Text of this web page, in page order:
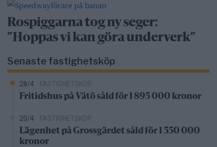
Rospiggarna tog ny seger:
”Hoppas vi kan göra underverk”
Senaste fastighetsköp
28/4 FASTIGHETSKÖP
Fritidshus på Vätö såld för 1 895 000 kronor
20/4 FASTIGHETSKÖP
Lägenhet på Grossgärdet såld för 1 550 000
kronor